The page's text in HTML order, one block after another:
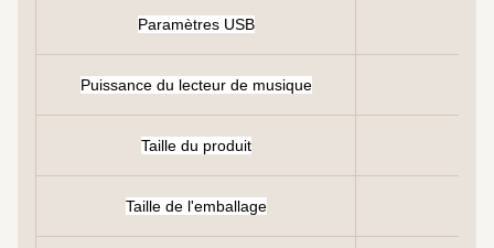
Paramètres USB
Puissance du lecteur de musique
Taille du produit
Taille de l'emballage